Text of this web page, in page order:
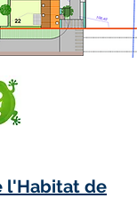
l'Habitat de